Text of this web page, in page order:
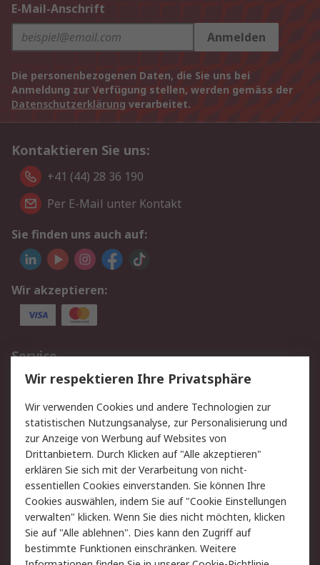
E-Mail-Anschrift
Anmelden
Die personenbezogenen Daten, die Sie uns bei
Anmeldung zur Verfügung stellen, werden gemäss der
Datenschutzerklärung verarbeitet.
Kontaktieren Sie uns:
+41 (44) 28 36 190
Per E-Mail unter Kontakt
Sie finden uns auch auf:
Wir akzeptieren:
Service
Value Added Services
Lieferlösungen
Rücksendungen
Kontakt
Hilfe
Rechtliches
AGB
Datenschutz
Cookie-Richtlinie
Zahlungsbedingungen
Copyright/Impressum
Über RS
Wir respektieren Ihre Privatsphäre
Wir verwenden Cookies und andere Technologien zur
statistischen Nutzungsanalyse, zur Personalisierung und
zur Anzeige von Werbung auf Websites von
Drittanbietern. Durch Klicken auf "Alle akzeptieren"
erklären Sie sich mit der Verarbeitung von nicht-
essentiellen Cookies einverstanden. Sie können Ihre
Cookies auswählen, indem Sie auf "Cookie Einstellungen
verwalten" klicken. Wenn Sie dies nicht möchten, klicken
Sie auf "Alle ablehnen". Dies kann den Zugriff auf
bestimmte Funktionen einschränken. Weitere